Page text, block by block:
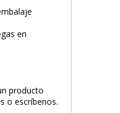
en
producto
o escríbenos.